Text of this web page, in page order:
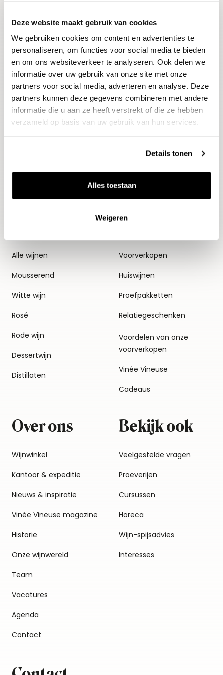
Deze website maakt gebruik van cookies
We gebruiken cookies om content en advertenties te
personaliseren, om functies voor social media te bieden
en om ons websiteverkeer te analyseren. Ook delen we
informatie over uw gebruik van onze site met onze
partners voor social media, adverteren en analyse. Deze
partners kunnen deze gegevens combineren met andere
informatie die u aan ze heeft verstrekt of die ze hebben
verzameld op basis van uw gebruik van hun services.
Details tonen
Alles toestaan
Weigeren
Blijf op de hoogte
Ontvang het laatste wijnnieuws, proeverijen en
evenementen
E-mailadres
Aanmelden
Alle wijnen
Mousserend
Witte wijn
Rosé
Rode wijn
Dessertwijn
Distillaten
Thema's
Voorverkopen
Huiswijnen
Proefpakketten
Relatiegeschenken
Voordelen van onze
voorverkopen
Vinée Vineuse
Cadeaus
Over ons
Wijnwinkel
Kantoor & expeditie
Nieuws & inspiratie
Vinée Vineuse magazine
Historie
Onze wijnwereld
Team
Vacatures
Agenda
Contact
Bekijk ook
Veelgestelde vragen
Proeverijen
Cursussen
Horeca
Wijn-spijsadvies
Interesses